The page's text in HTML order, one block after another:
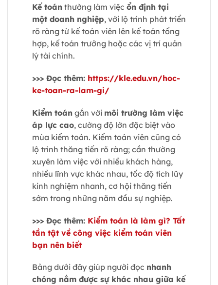
Kế toán thường làm việc ổn định tại
một doanh nghiệp, với lộ trình phát triển
rõ ràng từ kế toán viên lên kế toán tổng
hợp, kế toán trưởng hoặc các vị trí quản
lý tài chính.
>>> Đọc thêm: https://kle.edu.vn/hoc-
ke-toan-ra-lam-gi/
Kiểm toán gắn với môi trường làm việc
áp lực cao, cường độ lớn đặc biệt vào
mùa kiểm toán. Kiểm toán viên cũng có
lộ trình thăng tiến rõ ràng; cần thường
xuyên làm việc với nhiều khách hàng,
nhiều lĩnh vực khác nhau, tốc độ tích lũy
kinh nghiệm nhanh, cơ hội thăng tiến
sớm trong những năm đầu sự nghiệp.
>>> Đọc thêm: Kiểm toán là làm gì? Tất
tần tật về công việc kiểm toán viên
bạn nên biết
Bảng dưới đây giúp người đọc nhanh
chóng nắm được sự khác nhau giữa kế